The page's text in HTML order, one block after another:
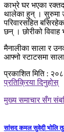
काभ्रे घर भएका
थालेका हुन् । सुरुमा
परिवारसहित
छन् । छोरीको
मैनालीका साला र
आफ्नो स्टाटसमा
प्रकाशित मिति :
प्रतिक्रिया दिनुहोस्
मुख्य समाचार सँग
सांसद कमल सुवेदी भोलि